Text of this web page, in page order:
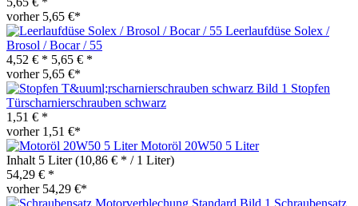
vorher 5,65 €*
Leerlaufdüse Solex /
Brosol / Bocar / 55
4,52 € * 5,65 € *
vorher 5,65 €*
Stopfen
Türscharnierschrauben schwarz
1,51 € *
vorher 1,51 €*
Motoröl 20W50 5 Liter
Inhalt 5 Liter(10,86 € * / 1 Liter)
54,29 € *
vorher 54,29 €*
Schraubensatz